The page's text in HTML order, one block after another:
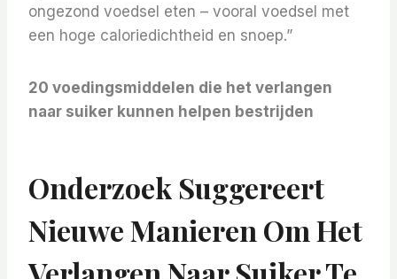
ongezond voedsel eten – vooral voedsel met
een hoge caloriedichtheid en snoep.”
20 voedingsmiddelen die het verlangen
naar suiker kunnen helpen bestrijden
Onderzoek Suggereert
Nieuwe Manieren Om Het